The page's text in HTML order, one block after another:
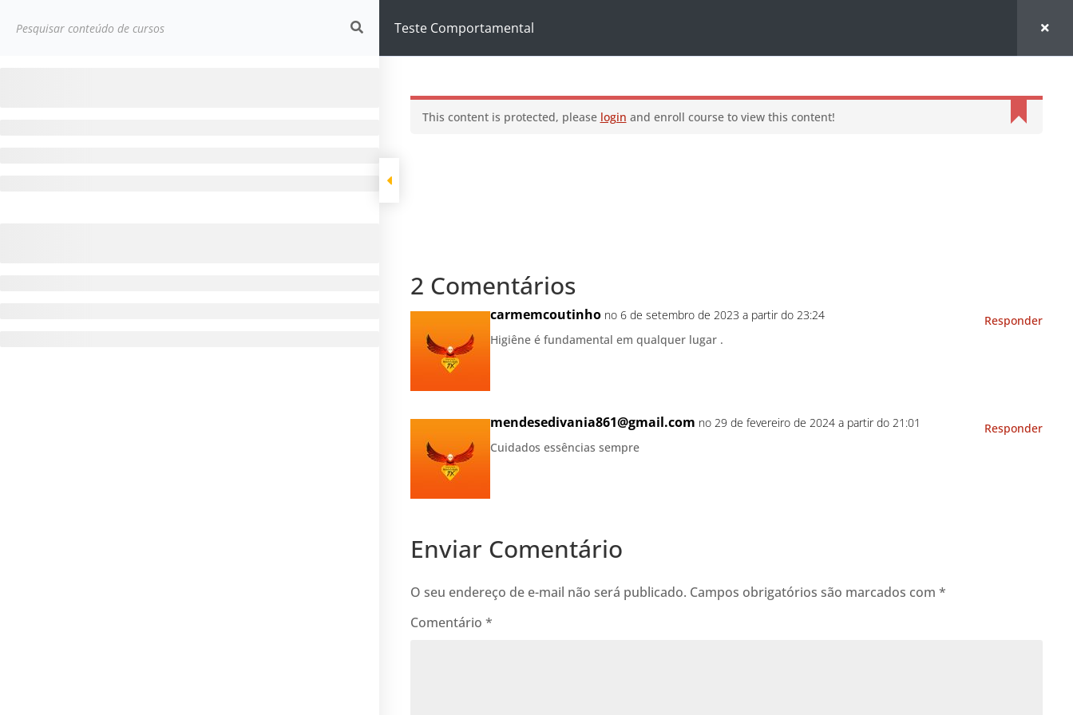
Teste Comportamental
This content is protected, please login and enroll course to view this content!
2 Comentários
carmemcoutinho no 6 de setembro de 2023 a partir do 23:24
Higiêne é fundamental em qualquer lugar .
Responder
mendesedivania861@gmail.com no 29 de fevereiro de 2024 a partir do 21:01
Cuidados essências sempre
Responder
Enviar Comentário
O seu endereço de e-mail não será publicado. Campos obrigatórios são marcados com *
Comentário *